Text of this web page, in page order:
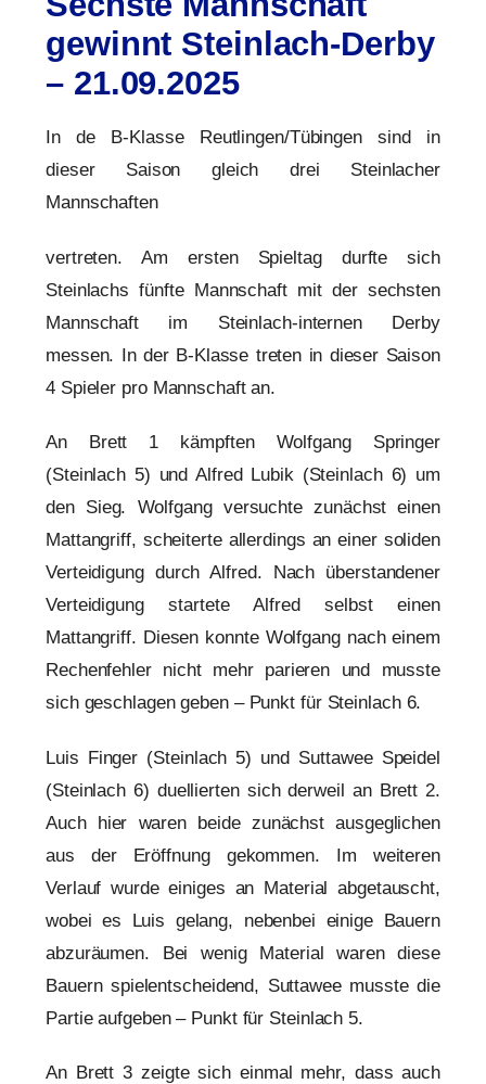
gewinnt Steinlach-Derby
– 21.09.2025
In de B-Klasse Reutlingen/Tübingen sind in
dieser Saison gleich drei Steinlacher
Mannschaften
vertreten. Am ersten Spieltag durfte sich
Steinlachs fünfte Mannschaft mit der sechsten
Mannschaft im Steinlach-internen Derby
messen. In der B-Klasse treten in dieser Saison
4 Spieler pro Mannschaft an.
An Brett 1 kämpften Wolfgang Springer
(Steinlach 5) und Alfred Lubik (Steinlach 6) um
den Sieg. Wolfgang versuchte zunächst einen
Mattangriff, scheiterte allerdings an einer soliden
Verteidigung durch Alfred. Nach überstandener
Verteidigung startete Alfred selbst einen
Mattangriff. Diesen konnte Wolfgang nach einem
Rechenfehler nicht mehr parieren und musste
sich geschlagen geben – Punkt für Steinlach 6.
Luis Finger (Steinlach 5) und Suttawee Speidel
(Steinlach 6) duellierten sich derweil an Brett 2.
Auch hier waren beide zunächst ausgeglichen
aus der Eröffnung gekommen. Im weiteren
Verlauf wurde einiges an Material abgetauscht,
wobei es Luis gelang, nebenbei einige Bauern
abzuräumen. Bei wenig Material waren diese
Bauern spielentscheidend, Suttawee musste die
Partie aufgeben – Punkt für Steinlach 5.
An Brett 3 zeigte sich einmal mehr, dass auch